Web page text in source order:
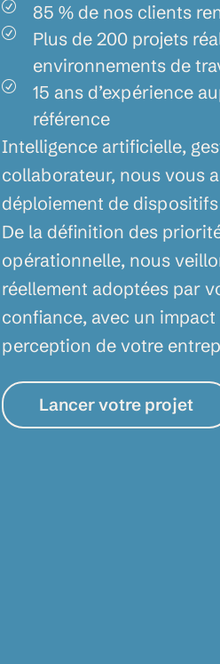
85 % de nos clients
Plus de 200 projets
environnements de
15 ans d’expérience
référence
Intelligence artificielle,
collaborateur, nous vous
déploiement de dispositifs
De la définition des
opérationnelle, nous
réellement adoptées par
confiance, avec un impact
perception de votre
Lancer votre projet